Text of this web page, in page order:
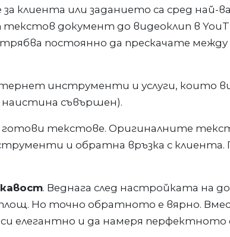
клиента или заданието са сред най-
документ до видеоклип в
постоянно да прескачате между
инструменти и услуги, които
съвършен).
текстове. Оригиналните
и обратна връзка с
. Веднага след настройката на
Но точно обратното е вярно.
елегантно и да намеря перфектното